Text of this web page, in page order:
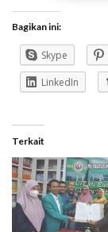
Bagikan ini:
Skype
LinkedIn
Terkait